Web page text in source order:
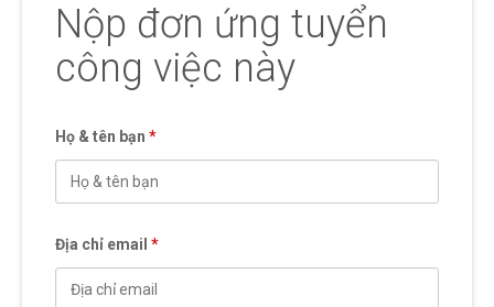
Nộp đơn ứng tuyển
công việc này
Họ & tên bạn *
Địa chỉ email *